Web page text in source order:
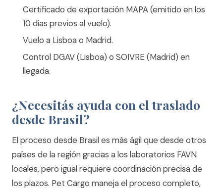
Certificado de exportación MAPA (emitido en los
10 días previos al vuelo).
Vuelo a Lisboa o Madrid.
Control DGAV (Lisboa) o SOIVRE (Madrid) en
llegada.
¿Necesitás ayuda con el traslado
desde Brasil?
El proceso desde Brasil es más ágil que desde otros
países de la región gracias a los laboratorios FAVN
locales, pero igual requiere coordinación precisa de
los plazos. Pet Cargo maneja el proceso completo,